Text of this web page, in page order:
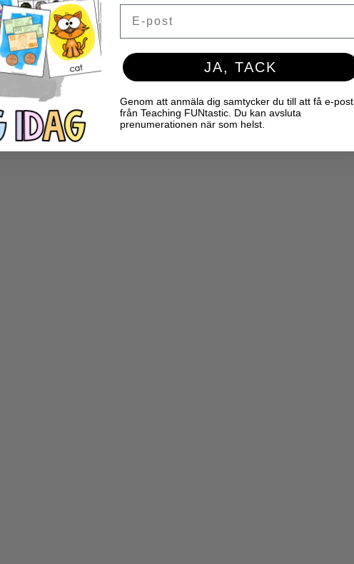
JA, TACK
Genom att anmäla dig samtycker du till att få e-post
från Teaching FUNtastic. Du kan avsluta
prenumerationen när som helst.